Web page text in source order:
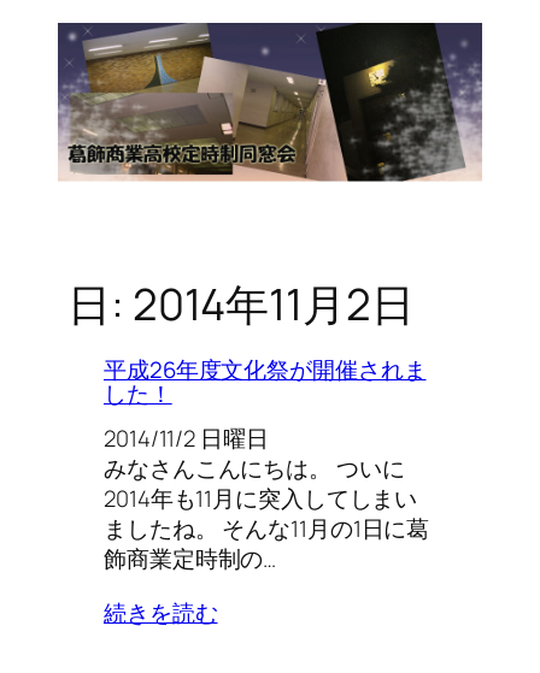
日: 2014年11月2日
平成26年度文化祭が開催されま
した！
2014/11/2 日曜日
みなさんこんにちは。 ついに
2014年も11月に突入してしまい
ましたね。 そんな11月の1日に葛
飾商業定時制の…
続きを読む